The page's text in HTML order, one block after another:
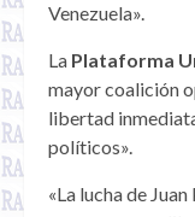
Venezuela».
La Plataforma
mayor coalición
libertad
políticos».
«La lucha de